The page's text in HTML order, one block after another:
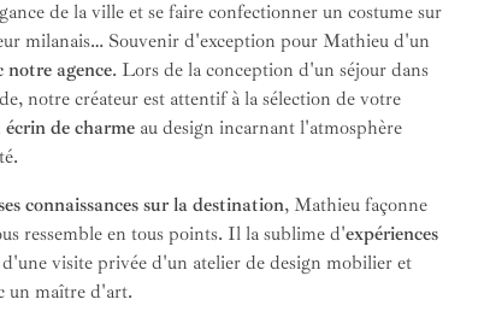
de la ville et se faire confectionner un costume sur
milanais… Souvenir d'exception pour Mathieu d'un
notre agence. Lors de la conception d'un séjour dans
notre créateur est attentif à la sélection de votre
écrin de charmeau design incarnant l'atmosphère
connaissances sur la destination, Mathieu façonne
ressemble en tous points. Il la sublime d'expériences
visite privée d'un atelier de design mobilier et
un maître d'art.